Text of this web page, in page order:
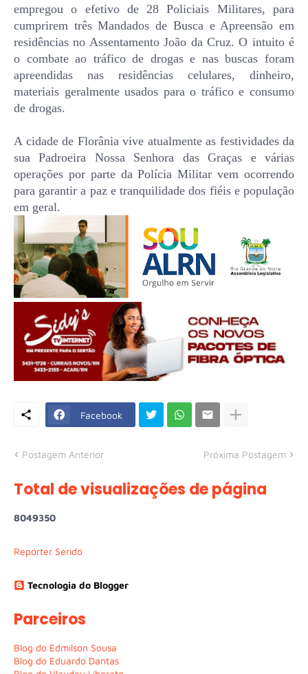
empregou o efetivo de 28 Policiais Militares, para
cumprirem três Mandados de Busca e Apreensão em
residências no Assentamento João da Cruz. O intuito é
o combate ao tráfico de drogas e nas buscas foram
apreendidas nas residências celulares, dinheiro,
materiais geralmente usados para o tráfico e consumo
de drogas.
A cidade de Florânia vive atualmente as festividades da
sua Padroeira Nossa Senhora das Graças e várias
operações por parte da Polícia Militar vem ocorrendo
para garantir a paz e tranquilidade dos fiéis e população
em geral.
Facebook
Postagem Anterior Próxima Postagem
Total de visualizações de página
8049350
Repórter Seridó
Tecnologia do Blogger
Parceiros
Blog do Edmilson Sousa
Blog do Eduardo Dantas